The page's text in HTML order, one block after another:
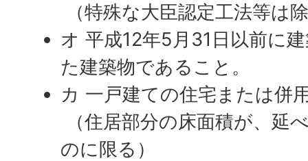
（特殊な大臣認定工法等は
オ 平成12年5月31日以前に
た建築物であること。
カ 一戸建ての住宅または併
（住居部分の床面積が、延
のに限る）